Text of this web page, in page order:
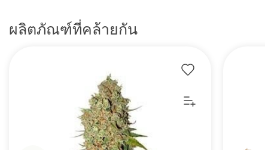
ผลิตภัณฑ์ที่คล้ายกัน